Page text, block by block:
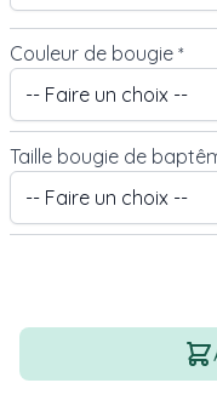
Couleur de bougie *
Taille bougie de
Quantité